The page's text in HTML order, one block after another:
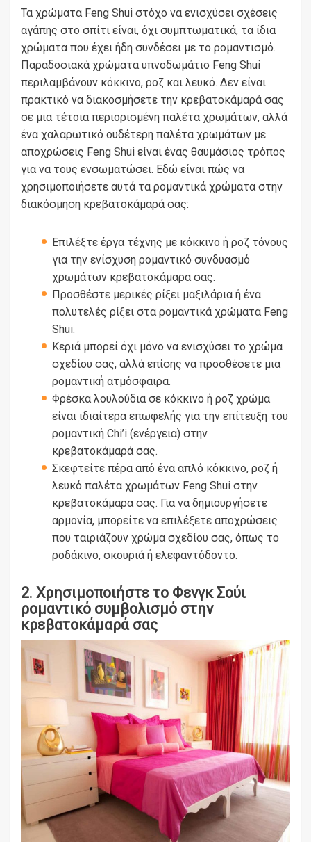
Τα χρώματα Feng Shui στόχο να ενισχύσει σχέσεις
αγάπης στο σπίτι είναι, όχι συμπτωματικά, τα ίδια
χρώματα που έχει ήδη συνδέσει με το ρομαντισμό.
Παραδοσιακά χρώματα υπνοδωμάτιο Feng Shui
περιλαμβάνουν κόκκινο, ροζ και λευκό. Δεν είναι
πρακτικό να διακοσμήσετε την κρεβατοκάμαρά σας
σε μια τέτοια περιορισμένη παλέτα χρωμάτων, αλλά
ένα χαλαρωτικό ουδέτερη παλέτα χρωμάτων με
αποχρώσεις Feng Shui είναι ένας θαυμάσιος τρόπος
για να τους ενσωματώσει. Εδώ είναι πώς να
χρησιμοποιήσετε αυτά τα ρομαντικά χρώματα στην
διακόσμηση κρεβατοκάμαρά σας:
Επιλέξτε έργα τέχνης με κόκκινο ή ροζ τόνους
για την ενίσχυση ρομαντικό συνδυασμό
χρωμάτων κρεβατοκάμαρα σας.
Προσθέστε μερικές ρίξει μαξιλάρια ή ένα
πολυτελές ρίξει στα ρομαντικά χρώματα Feng
Shui.
Κεριά μπορεί όχι μόνο να ενισχύσει το χρώμα
σχεδίου σας, αλλά επίσης να προσθέσετε μια
ρομαντική ατμόσφαιρα.
Φρέσκα λουλούδια σε κόκκινο ή ροζ χρώμα
είναι ιδιαίτερα επωφελής για την επίτευξη του
ρομαντική Chi’i (ενέργεια) στην
κρεβατοκάμαρά σας.
Σκεφτείτε πέρα ​​από ένα απλό κόκκινο, ροζ ή
λευκό παλέτα χρωμάτων Feng Shui στην
κρεβατοκάμαρα σας. Για να δημιουργήσετε
αρμονία, μπορείτε να επιλέξετε αποχρώσεις
που ταιριάζουν χρώμα σχεδίου σας, όπως το
ροδάκινο, σκουριά ή ελεφαντόδοντο.
2. Χρησιμοποιήστε το Φενγκ Σούι
ρομαντικό συμβολισμό στην
κρεβατοκάμαρά σας